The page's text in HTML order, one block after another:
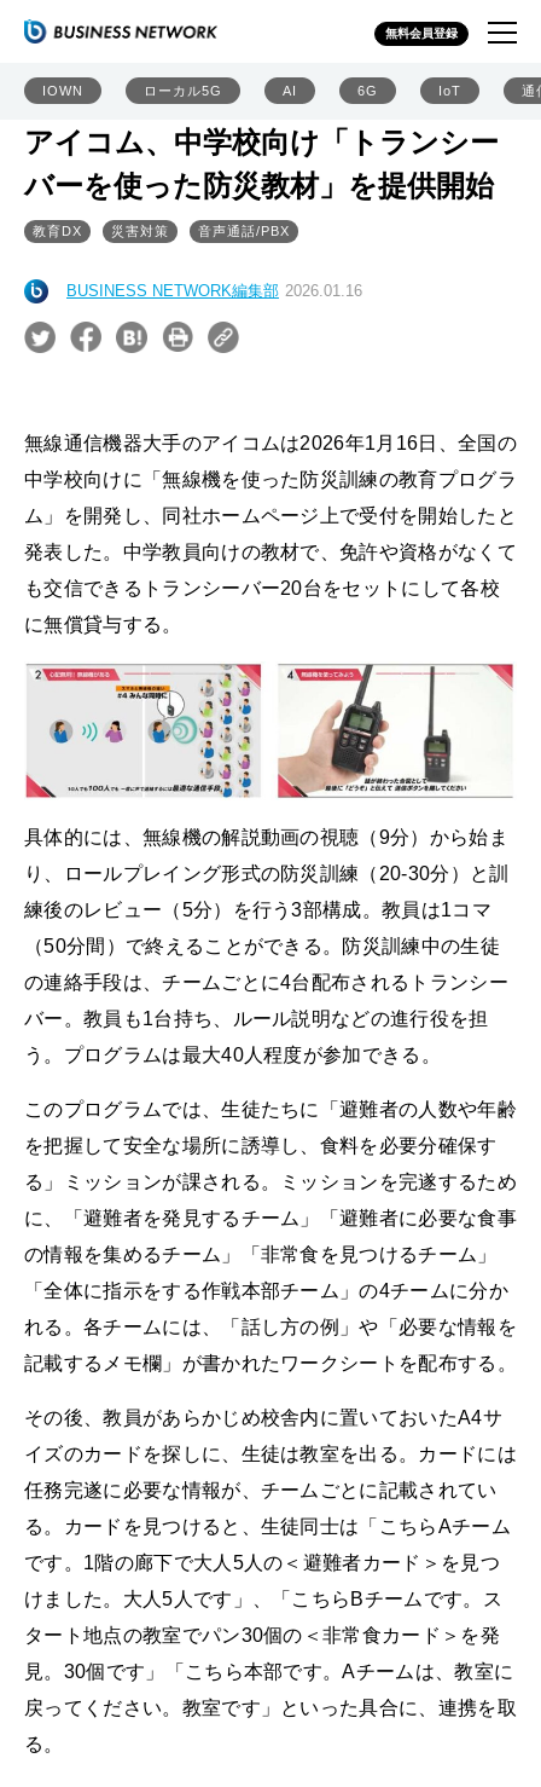
無料会員登録
IOWN ローカル5G AI 6G IoT 通
アイコム、中学校向け「トランシー
バーを使った防災教材」を提供開始
教育DX 災害対策 音声通話/PBX
BUSINESS NETWORK編集部 2026.01.16
無線通信機器大手のアイコムは2026年1月16日、全国の
中学校向けに「無線機を使った防災訓練の教育プログラ
ム」を開発し、同社ホームページ上で受付を開始したと
発表した。中学教員向けの教材で、免許や資格がなくて
も交信できるトランシーバー20台をセットにして各校
に無償貸与する。
具体的には、無線機の解説動画の視聴（9分）から始ま
り、ロールプレイング形式の防災訓練（20-30分）と訓
練後のレビュー（5分）を行う3部構成。教員は1コマ
（50分間）で終えることができる。防災訓練中の生徒
の連絡手段は、チームごとに4台配布されるトランシー
バー。教員も1台持ち、ルール説明などの進行役を担
う。プログラムは最大40人程度が参加できる。
このプログラムでは、生徒たちに「避難者の人数や年齢
を把握して安全な場所に誘導し、食料を必要分確保す
る」ミッションが課される。ミッションを完遂するため
に、「避難者を発見するチーム」「避難者に必要な食事
の情報を集めるチーム」「非常食を見つけるチーム」
「全体に指示をする作戦本部チーム」の4チームに分か
れる。各チームには、「話し方の例」や「必要な情報を
記載するメモ欄」が書かれたワークシートを配布する。
その後、教員があらかじめ校舎内に置いておいたA4サ
イズのカードを探しに、生徒は教室を出る。カードには
任務完遂に必要な情報が、チームごとに記載されてい
る。カードを見つけると、生徒同士は「こちらAチーム
です。1階の廊下で大人5人の＜避難者カード＞を見つ
けました。大人5人です」、「こちらBチームです。ス
タート地点の教室でパン30個の＜非常食カード＞を発
見。30個です」「こちら本部です。Aチームは、教室に
戻ってください。教室です」といった具合に、連携を取
る。